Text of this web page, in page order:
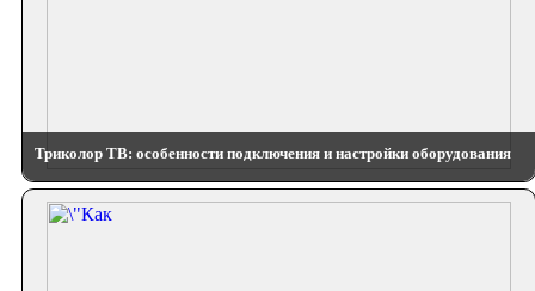
Триколор ТВ: особенности подключения и настройки оборудования